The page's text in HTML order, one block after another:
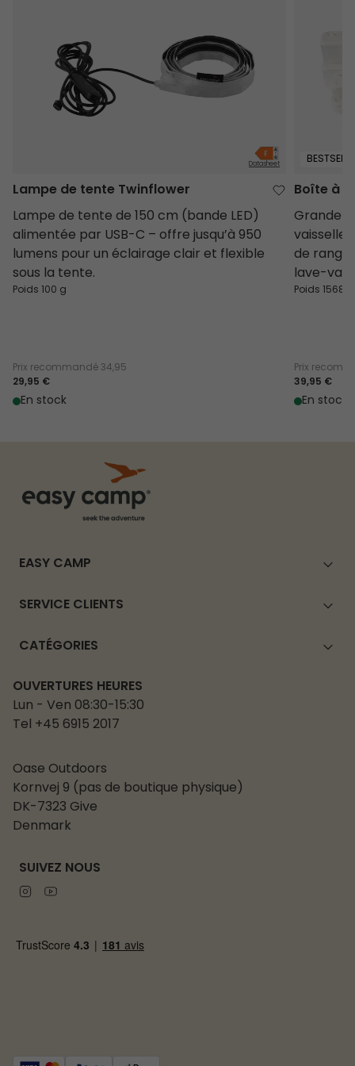
Datasheet
Lampe de tente Twinflower
Lampe de tente de 150 cm (bande LED)
alimentée par USB-C – offre jusqu’à 950
lumens pour un éclairage clair et flexible
sous la tente.
Poids 100 g
Prix recommandé 34,95
29,95 €
En stock
Boîte à
Grande
vaisselle
de
lave-
Poids 1568 g
Prix
39,95 €
En stock
EASY CAMP
SERVICE CLIENTS
CATÉGORIES
OUVERTURES HEURES
Lun - Ven 08:30-15:30
Tel +45 6915 2017
Oase Outdoors
Kornvej 9 (pas de boutique physique)
DK-7323 Give
Denmark
SUIVEZ NOUS
Instagram
Youtube